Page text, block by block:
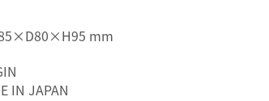
mm
IN JAPAN